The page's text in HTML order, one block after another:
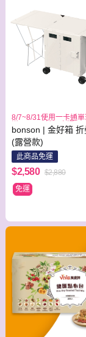
8/7~8/31使用一卡通單
滿1999元,於一卡通
元儲值金回饋
bonson | 金好箱
(露營款)
此商品免運
$2,580 $2,880
免運